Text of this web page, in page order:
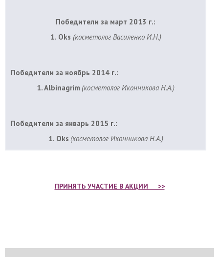
Победители за март 2013 г.:
1. Oks (косметолог Василенко И.Н.)
Победители за ноябрь 2014 г.:
1. Albinagrim (косметолог Иконникова Н.А.)
Победители за январь 2015 г.:
1. Oks (косметолог Иконникова Н.А.)
ПРИНЯТЬ УЧАСТИЕ В АКЦИИ >>